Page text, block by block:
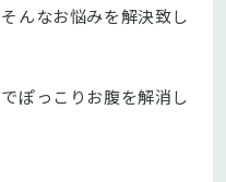
んなお悩みを解決致し
ぽっこりお腹を解消し